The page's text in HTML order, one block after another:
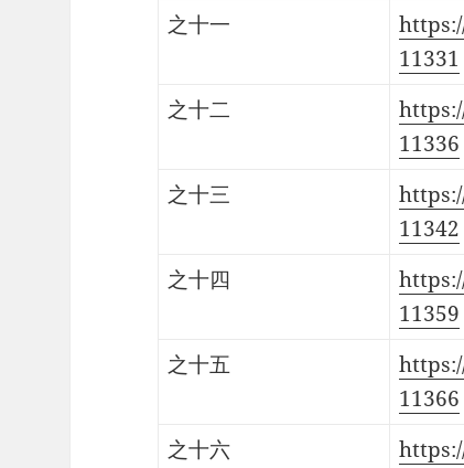
之十一
11331
之十二
11336
之十三
11342
之十四
11359
之十五
11366
之十六